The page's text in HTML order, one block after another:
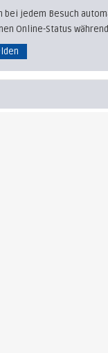
bei jedem Besuch
Online-Status